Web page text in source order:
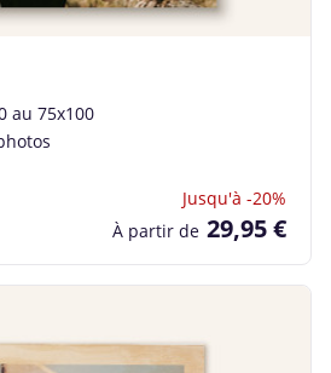
au 75x100
Jusqu'à -20%
À partir de 29,95 €